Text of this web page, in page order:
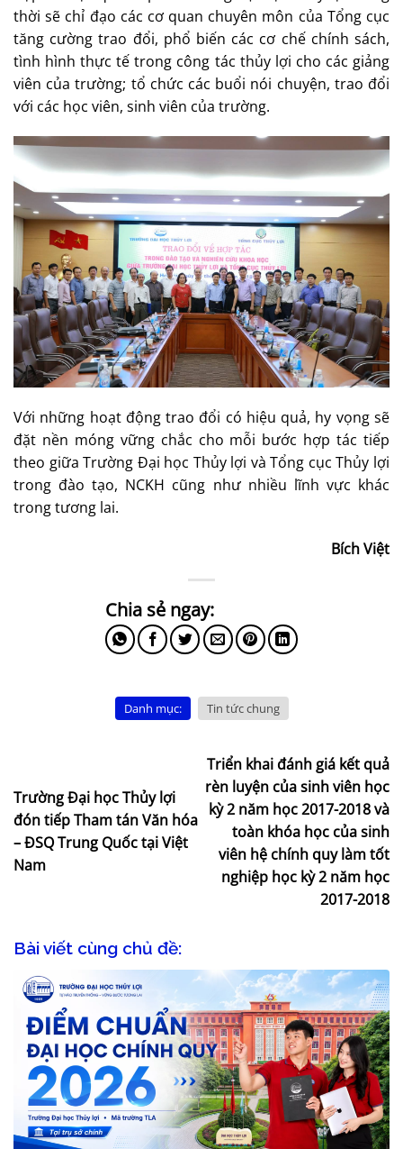
thời sẽ chỉ đạo các cơ quan chuyên môn của Tổng cục
tăng cường trao đổi, phổ biến các cơ chế chính sách,
tình hình thực tế trong công tác thủy lợi cho các giảng
viên của trường; tổ chức các buổi nói chuyện, trao đổi
với các học viên, sinh viên của trường.
Với những hoạt động trao đổi có hiệu quả, hy vọng sẽ
đặt nền móng vững chắc cho mỗi bước hợp tác tiếp
theo giữa Trường Đại học Thủy lợi và Tổng cục Thủy lợi
trong đào tạo, NCKH cũng như nhiều lĩnh vực khác
trong tương lai.
Bích Việt
Danh mục: Tin tức chung
Trường Đại học Thủy lợi
đón tiếp Tham tán Văn hóa
– ĐSQ Trung Quốc tại Việt
Nam
Triển khai đánh giá kết quả
rèn luyện của sinh viên học
kỳ 2 năm học 2017-2018 và
toàn khóa học của sinh
viên hệ chính quy làm tốt
nghiệp học kỳ 2 năm học
2017-2018
Bài viết cùng chủ đề: